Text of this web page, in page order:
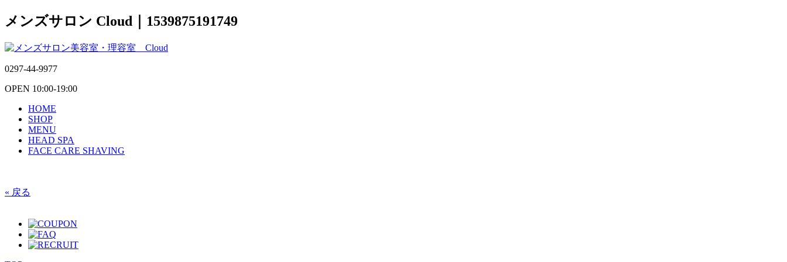
メンズサロン Cloud｜1539875191749
0297-44-9977
OPEN 10:00-19:00
HOME
SHOP
MENU
HEAD SPA
FACE CARE SHAVING
« 戻る